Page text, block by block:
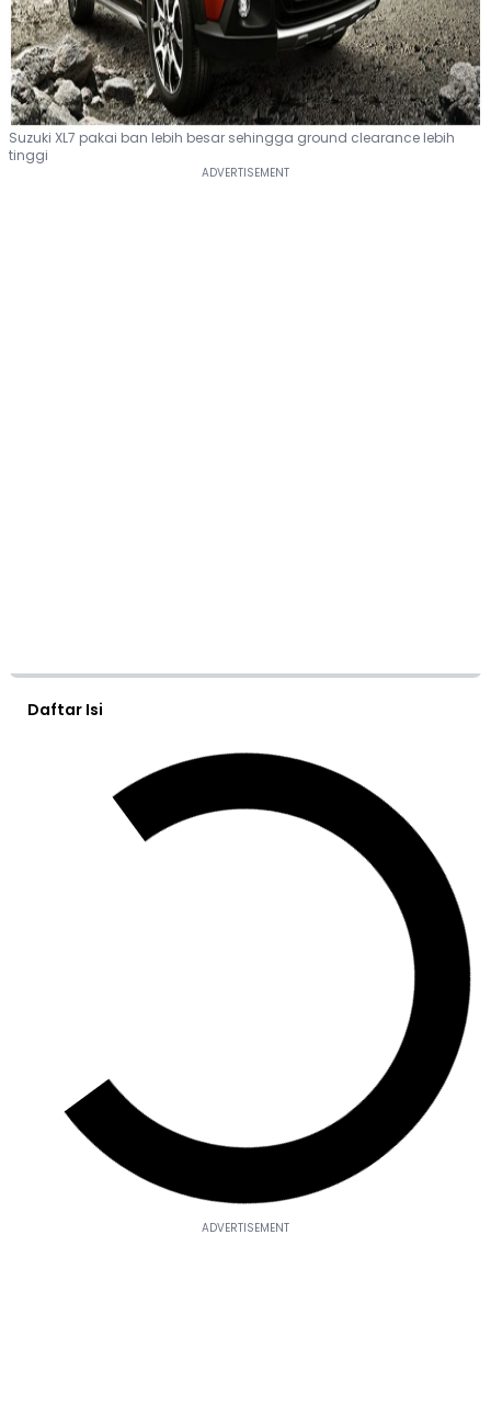
Suzuki XL7 pakai ban lebih besar sehingga ground clearance lebih
tinggi
Daftar Isi